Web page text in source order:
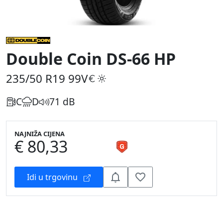
Double Coin DS-66 HP
235/50 R19 99V
C D 71 dB
NAJNIŽA CIJENA
€ 80,33
Idi u trgovinu